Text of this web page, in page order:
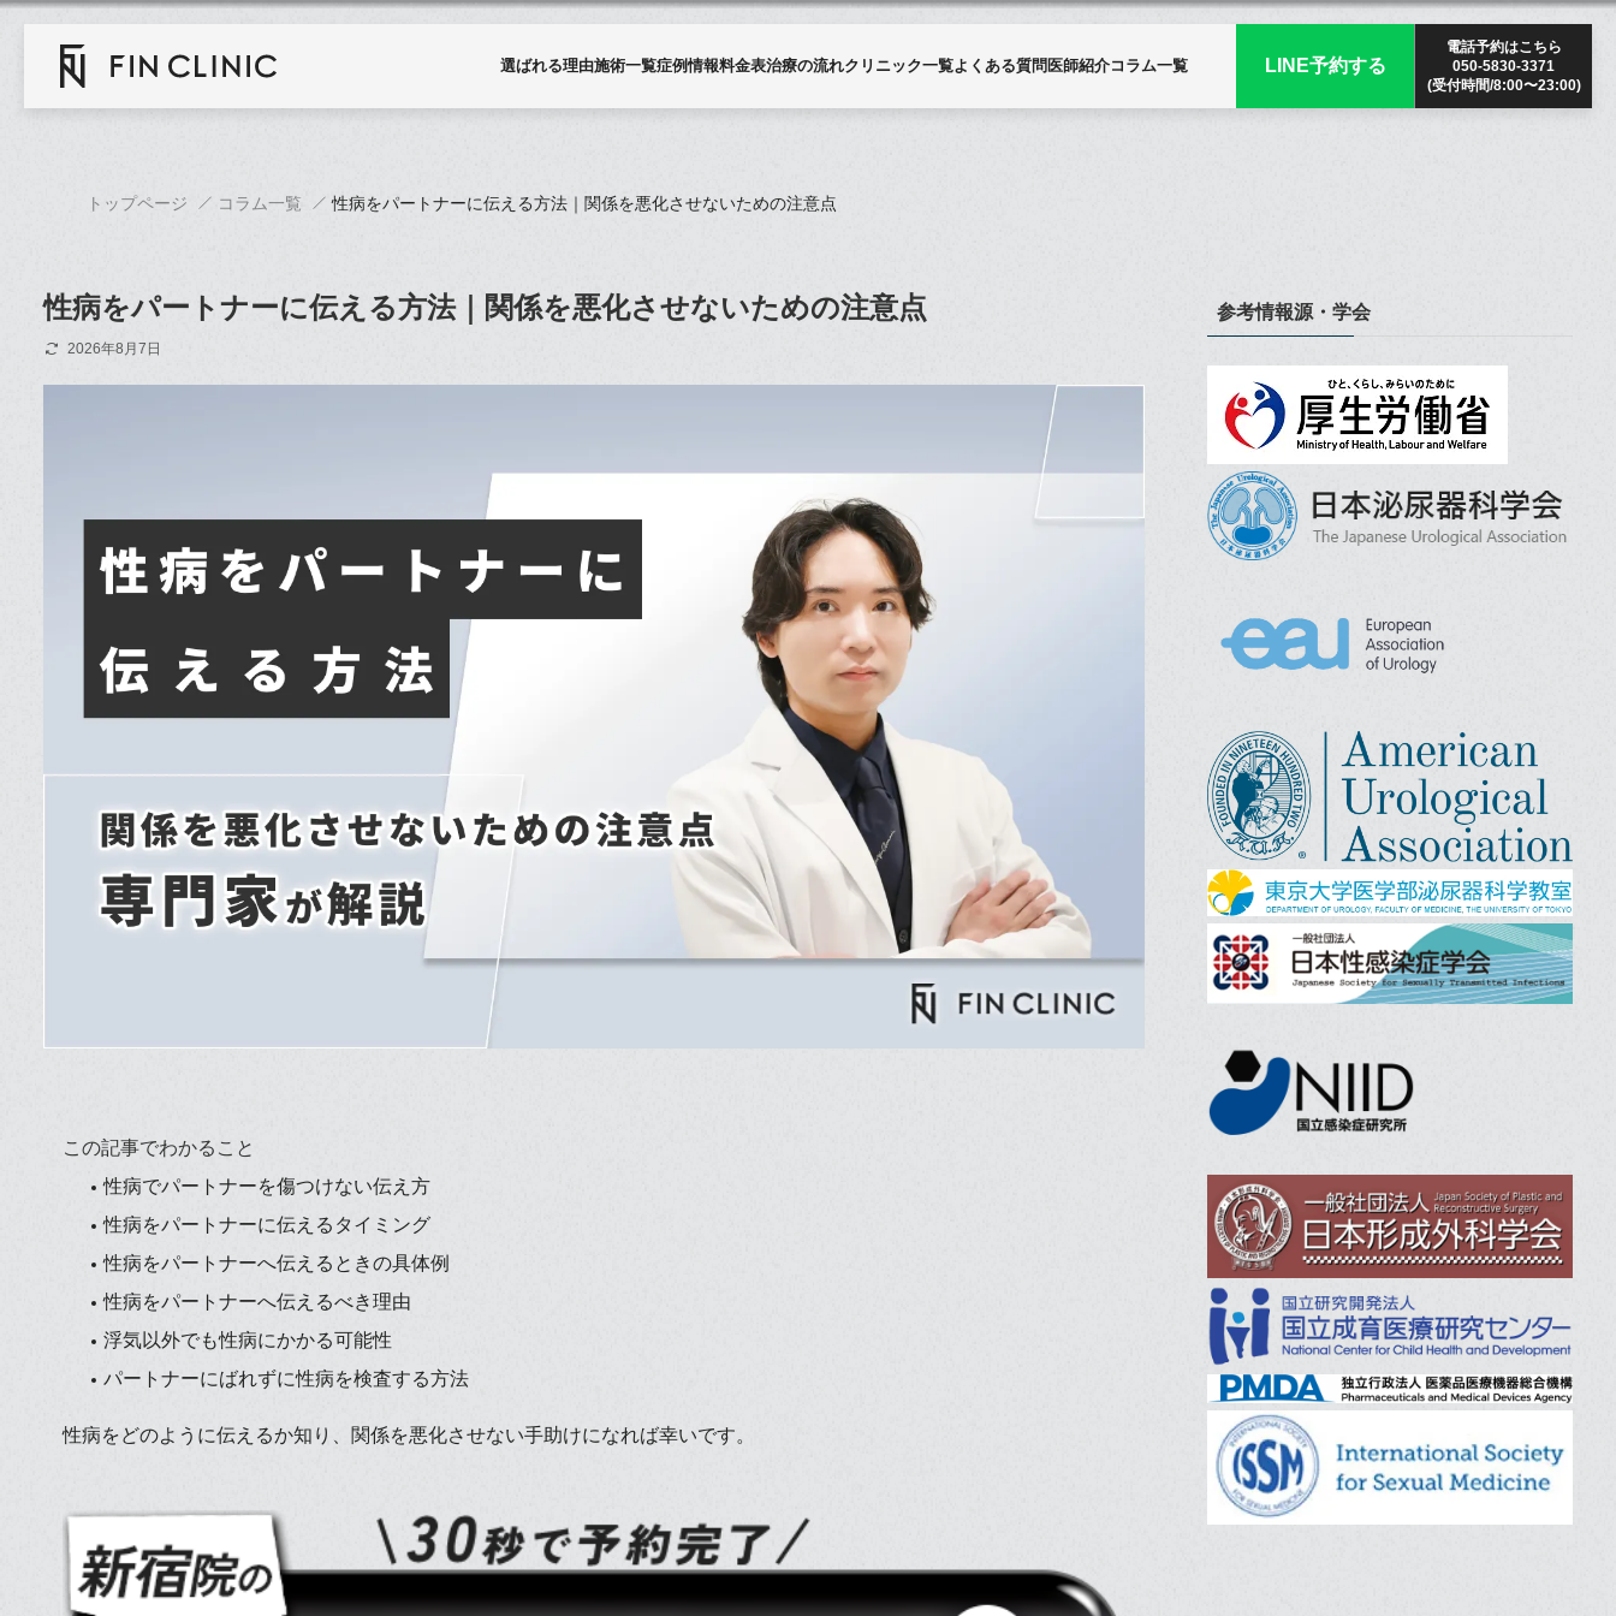
選ばれる理由施術一覧症例情報料金表治療の流れクリニック一覧よくある質問 医師紹介コラム一覧 LINE予約する
電話予約はこちら
050-5830-3371
(受付時間/8:00〜23:00)
トップページ コラム一覧 性病をパートナーに伝える方法｜関係を悪化させないための注意点
性病をパートナーに伝える方法｜関係を悪化させないための注意点
2026年8月7日
この記事でわかること
性病でパートナーを傷つけない伝え方
性病をパートナーに伝えるタイミング
性病をパートナーへ伝えるときの具体例
性病をパートナーへ伝えるべき理由
浮気以外でも性病にかかる可能性
パートナーにばれずに性病を検査する方法
性病をどのように伝えるか知り、関係を悪化させない手助けになれば幸いです。
参考情報源・学会